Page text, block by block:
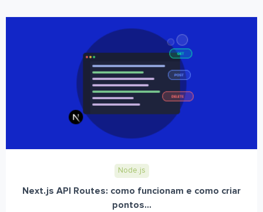
Node.js
Next.js API Routes: como funcionam e como criar
pontos...